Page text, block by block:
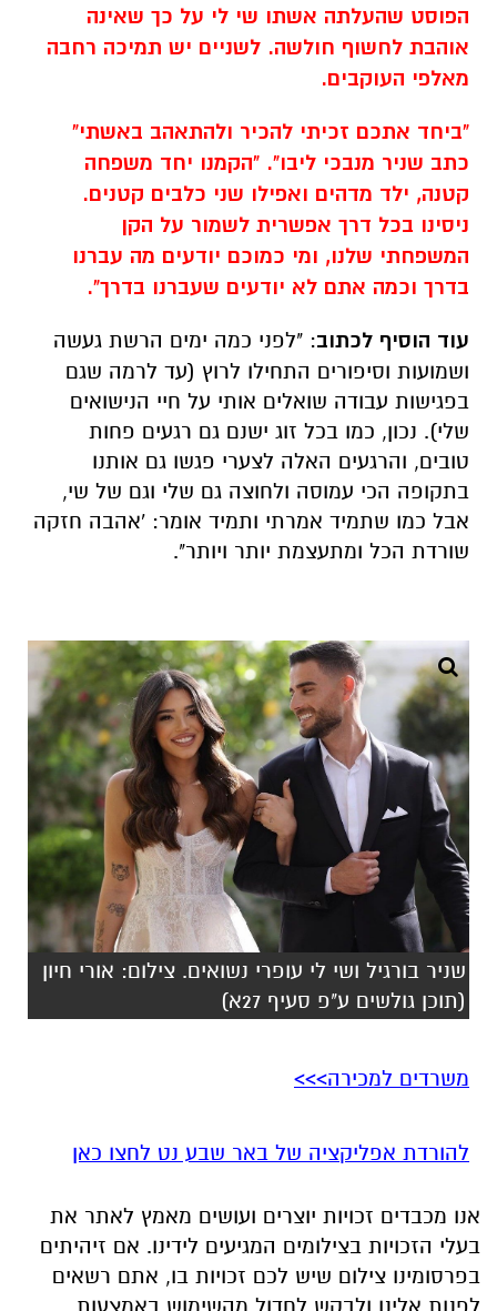
הפוסט שהעלתה אשתו שי לי על כך שאינה
אוהבת לחשוף חולשה. לשניים יש תמיכה רחבה
מאלפי העוקבים.
"ביחד אתכם זכיתי להכיר ולהתאהב באשתי"
כתב שניר מנבכי ליבו". "הקמנו יחד משפחה
קטנה, ילד מדהים ואפילו שני כלבים קטנים.
ניסינו בכל דרך אפשרית לשמור על הקן
המשפחתי שלנו, ומי כמוכם יודעים מה עברנו
בדרך וכמה אתם לא יודעים שעברנו בדרך".
עוד הוסיף לכתוב: "לפני כמה ימים הרשת געשה
ושמועות וסיפורים התחילו לרוץ (עד לרמה שגם
בפגישות עבודה שואלים אותי על חיי הנישואים
שלי). נכון, כמו בכל זוג ישנם גם רגעים פחות
טובים, והרגעים האלה לצערי פגשו גם אותנו
בתקופה הכי עמוסה ולחוצה גם שלי וגם של שי,
אבל כמו שתמיד אמרתי ותמיד אומר: 'אהבה חזקה
שורדת הכל ומתעצמת יותר ויותר".
שניר בורגיל ושי לי עופרי נשואים. צילום: אורי חיון
(תוכן גולשים ע"פ סעיף 27א)
משרדים למכירה>>>
להורדת אפליקציה של באר שבע נט לחצו כאן
אנו מכבדים זכויות יוצרים ועושים מאמץ לאתר את
בעלי הזכויות בצילומים המגיעים לידינו. אם זיהיתים
בפרסומינו צילום שיש לכם זכויות בו, אתם רשאים
לפנות אלינו ולבקש לחדול מהשימוש באמצעות